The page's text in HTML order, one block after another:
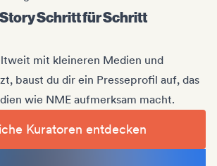
Schritt für Schritt
mit kleineren Medien und
baust du dir ein Presseprofil auf, das
wie NME aufmerksam macht.
Kuratoren entdecken